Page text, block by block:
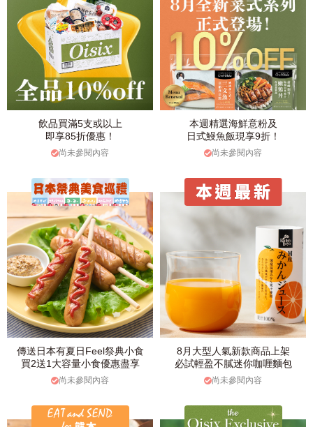
飲品買滿5支或以上
即享85折優惠！
尚未參閱內容
本週精選海鮮意粉及
日式鰻魚飯現享9折！
尚未參閱內容
傳送日本有夏日Feel祭典小食
買2送1大容量小食優惠盡享
尚未參閱內容
8月大型人氣新款商品上架
必試輕盈不膩迷你咖喱麵包
尚未參閱內容